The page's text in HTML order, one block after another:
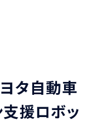
ヨタ自動車
支援ロボッ